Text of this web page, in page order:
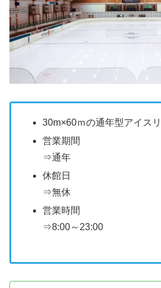
30m×60ｍの通年型アイス
営業期間
⇒通年
休館日
⇒無休
営業時間
⇒8:00～23:00